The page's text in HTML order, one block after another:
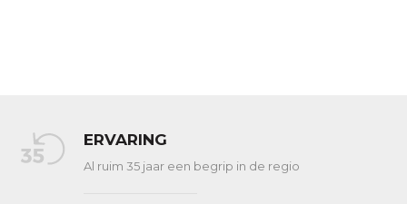
ERVARING
Al ruim 35 jaar een begrip in de regio